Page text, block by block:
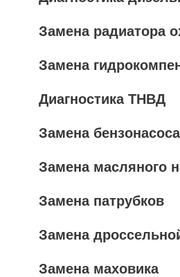
Замена радиатора
Замена
Диагностика ТНВД
Замена бензонасоса
Замена масляного
Замена патрубков
Замена
Замена маховика